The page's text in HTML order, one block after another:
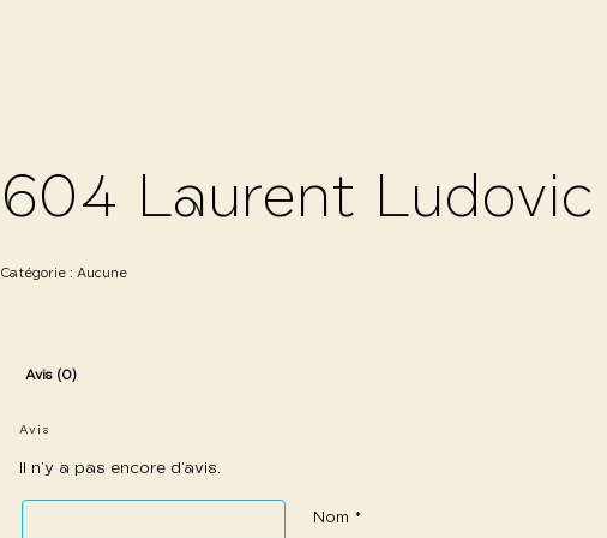
604 Laurent Ludovic
Catégorie : Aucune
Avis (0)
Avis
Il n’y a pas encore d’avis.
Nom *